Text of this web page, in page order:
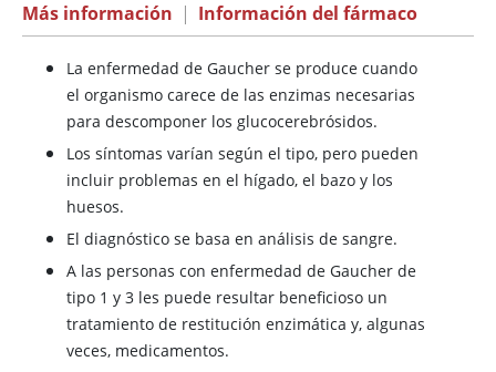
Más información | Información del fármaco
La enfermedad de Gaucher se produce cuando
el organismo carece de las enzimas necesarias
para descomponer los glucocerebrósidos.
Los síntomas varían según el tipo, pero pueden
incluir problemas en el hígado, el bazo y los
huesos.
El diagnóstico se basa en análisis de sangre.
A las personas con enfermedad de Gaucher de
tipo 1 y 3 les puede resultar beneficioso un
tratamiento de restitución enzimática y, algunas
veces, medicamentos.